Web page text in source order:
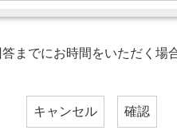
までにお時間をいただく場